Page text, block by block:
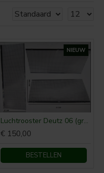
NIEUW
Luchtrooster Deutz 06 (groot)
€ 150,00
BESTELLEN